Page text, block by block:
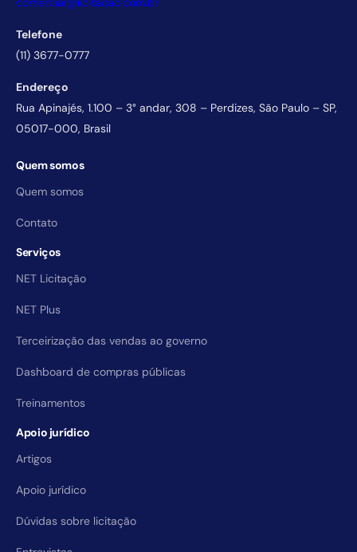
Telefone
(11) 3677-0777
Endereço
Rua Apinajés, 1.100 – 3° andar, 308 – Perdizes, São Paulo – SP,
05017-000, Brasil
Quem somos
Quem somos
Contato
Serviços
NET Licitação
NET Plus
Terceirização das vendas ao governo
Dashboard de compras públicas
Treinamentos
Apoio jurídico
Artigos
Apoio jurídico
Dúvidas sobre licitação